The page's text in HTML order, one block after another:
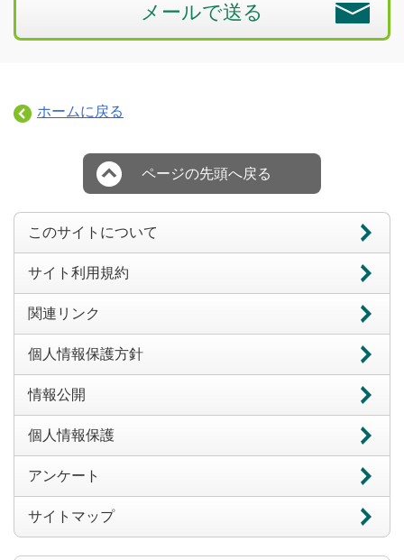
メールで送る
ホームに戻る
ページの先頭へ戻る
このサイトについて
サイト利用規約
関連リンク
個人情報保護方針
情報公開
個人情報保護
アンケート
サイトマップ